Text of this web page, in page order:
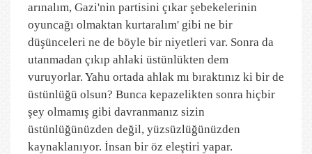
arınalım, Gazi'nin partisini çıkar şebekelerinin
oyuncağı olmaktan kurtaralım' gibi ne bir
düşünceleri ne de böyle bir niyetleri var. Sonra da
utanmadan çıkıp ahlaki üstünlükten dem
vuruyorlar. Yahu ortada ahlak mı bıraktınız ki bir de
üstünlüğü olsun? Bunca kepazelikten sonra hiçbir
şey olmamış gibi davranmanız sizin
üstünlüğünüzden değil, yüzsüzlüğünüzden
kaynaklanıyor. İnsan bir öz eleştiri yapar.